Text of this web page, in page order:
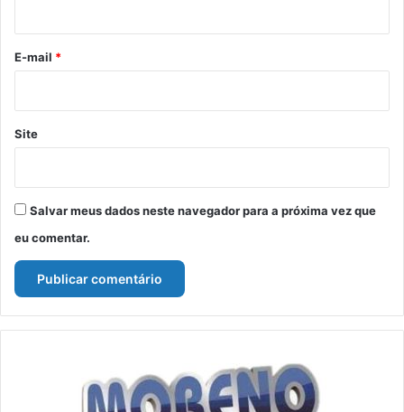
*
E-mail *
Site
Salvar meus dados neste navegador para a próxima vez que
eu comentar.